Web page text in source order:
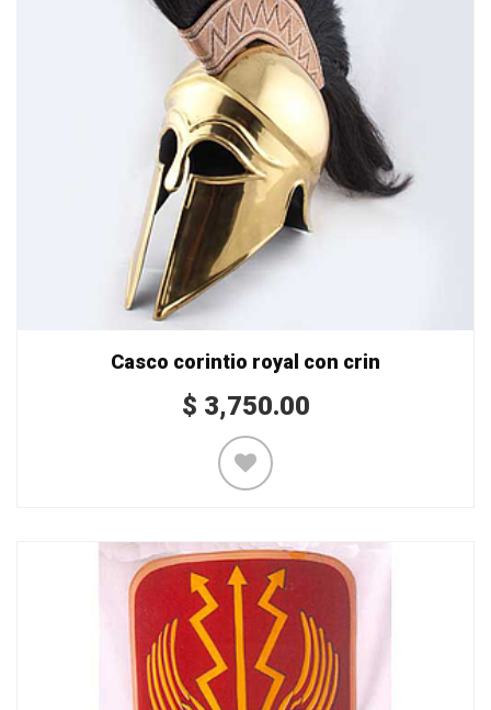
Casco corintio royal con crin
$ 3,750.00